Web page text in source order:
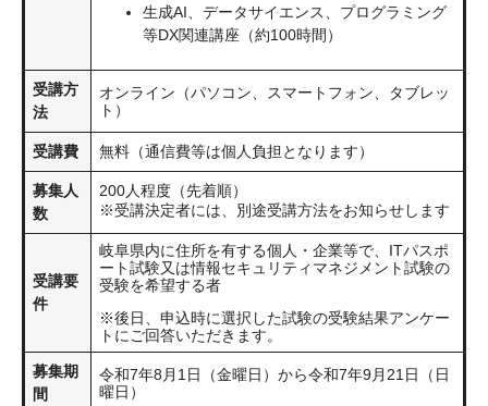
生成AI、データサイエンス、プログラミング
等DX関連講座（約100時間）
受講方
法
オンライン（パソコン、スマートフォン、タブレッ
ト）
受講費 無料（通信費等は個人負担となります）
募集人
数
200人程度（先着順）
※受講決定者には、別途受講方法をお知らせします
受講要
件
岐阜県内に住所を有する個人・企業等で、ITパスポ
ート試験又は情報セキュリティマネジメント試験の
受験を希望する者
※後日、申込時に選択した試験の受験結果アンケー
トにご回答いただきます。
募集期
間
令和7年8月1日（金曜日）から令和7年9月21日（日
曜日）